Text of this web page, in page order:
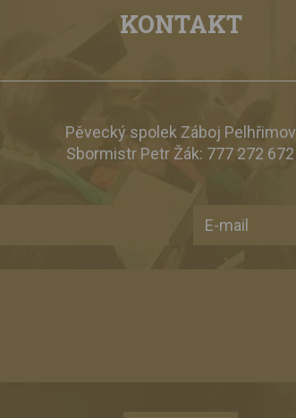
KONTAKT
Pěvecký spolek Záboj Pelhřimov
Sbormistr Petr Žák: 777 272 672